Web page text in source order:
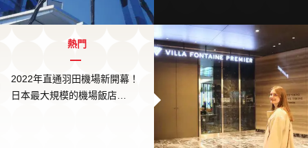
熱門
2022年直通羽田機場新開幕！
日本最大規模的機場飯店